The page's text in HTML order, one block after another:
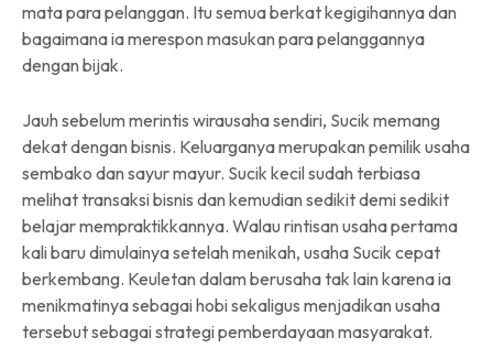
mata para pelanggan. Itu semua berkat kegigihannya dan
bagaimana ia merespon masukan para pelanggannya
dengan bijak.
Jauh sebelum merintis wirausaha sendiri, Sucik memang
dekat dengan bisnis. Keluarganya merupakan pemilik usaha
sembako dan sayur mayur. Sucik kecil sudah terbiasa
melihat transaksi bisnis dan kemudian sedikit demi sedikit
belajar mempraktikkannya. Walau rintisan usaha pertama
kali baru dimulainya setelah menikah, usaha Sucik cepat
berkembang. Keuletan dalam berusaha tak lain karena ia
menikmatinya sebagai hobi sekaligus menjadikan usaha
tersebut sebagai strategi pemberdayaan masyarakat.